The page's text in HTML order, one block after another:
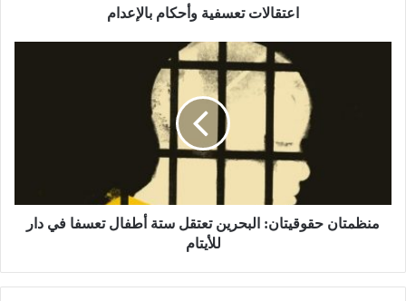
اعتقالات تعسفية وأحكام بالإعدام
منظمتان حقوقيتان: البحرين تعتقل ستة أطفال تعسفا في دار
للأيتام